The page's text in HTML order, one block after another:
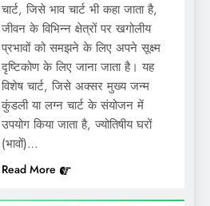
चार्ट, जिसे भाव चार्ट भी कहा जाता है,
जीवन के विभिन्न क्षेत्रों पर खगोलीय
प्रभावों को समझने के लिए अपने सूक्ष्म
दृष्टिकोण के लिए जाना जाता है। यह
विशेष चार्ट, जिसे अक्सर मुख्य जन्म
कुंडली या लग्न चार्ट के संयोजन में
उपयोग किया जाता है, ज्योतिषीय घरों
(भावों)…
Read More